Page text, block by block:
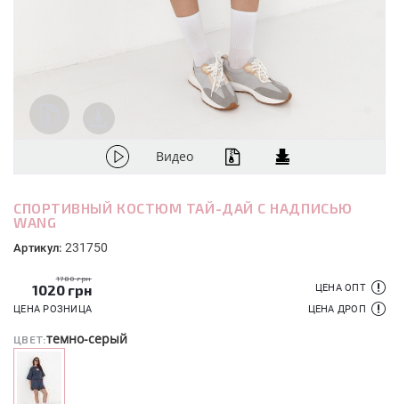
Видео
СПОРТИВНЫЙ КОСТЮМ ТАЙ-ДАЙ С НАДПИСЬЮ
WANG
Артикул: 231750
1780 грн
1020 грн
ЦЕНА РОЗНИЦА
ЦЕНА ОПТ
ЦЕНА ДРОП
ЦВЕТ:темно-серый